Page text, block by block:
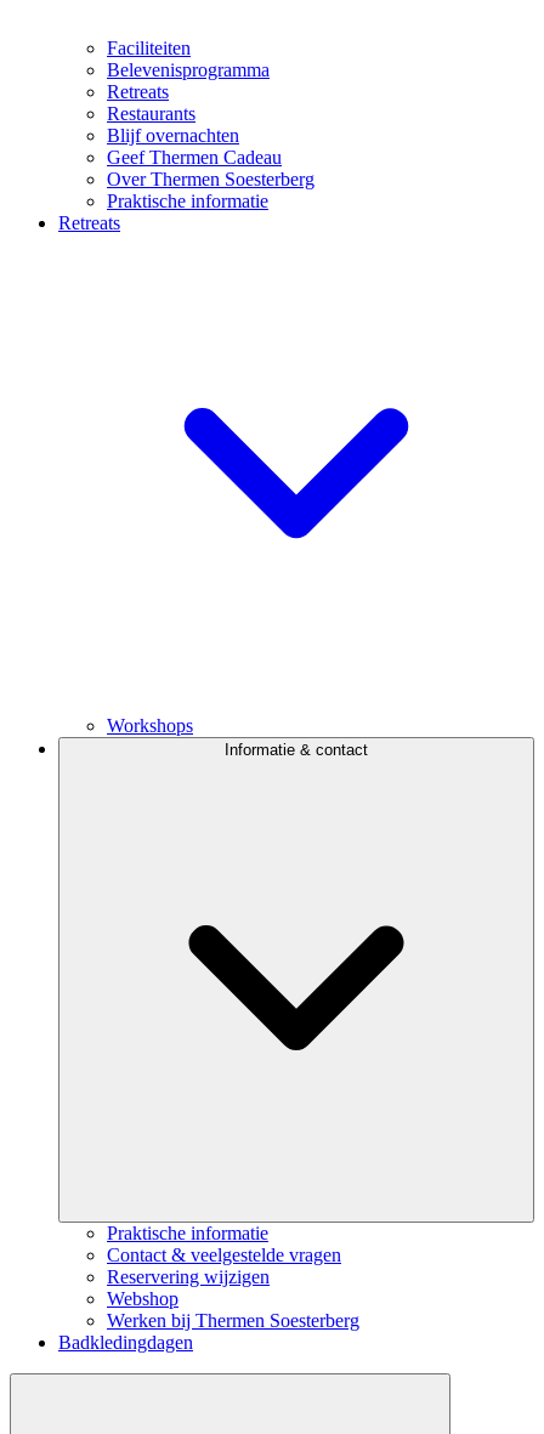
Faciliteiten
Belevenisprogramma
Retreats
Restaurants
Blijf overnachten
Geef Thermen Cadeau
Over Thermen Soesterberg
Praktische informatie
Retreats
Workshops
Informatie & contact
Praktische informatie
Contact & veelgestelde vragen
Reservering wijzigen
Webshop
Werken bij Thermen Soesterberg
Badkledingdagen